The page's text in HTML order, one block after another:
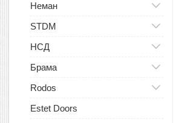
Неман
STDM
НСД
Брама
Rodos
Estet Doors